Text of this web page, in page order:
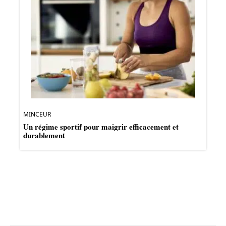
MINCEUR
Un régime sportif pour maigrir efficacement et
durablement